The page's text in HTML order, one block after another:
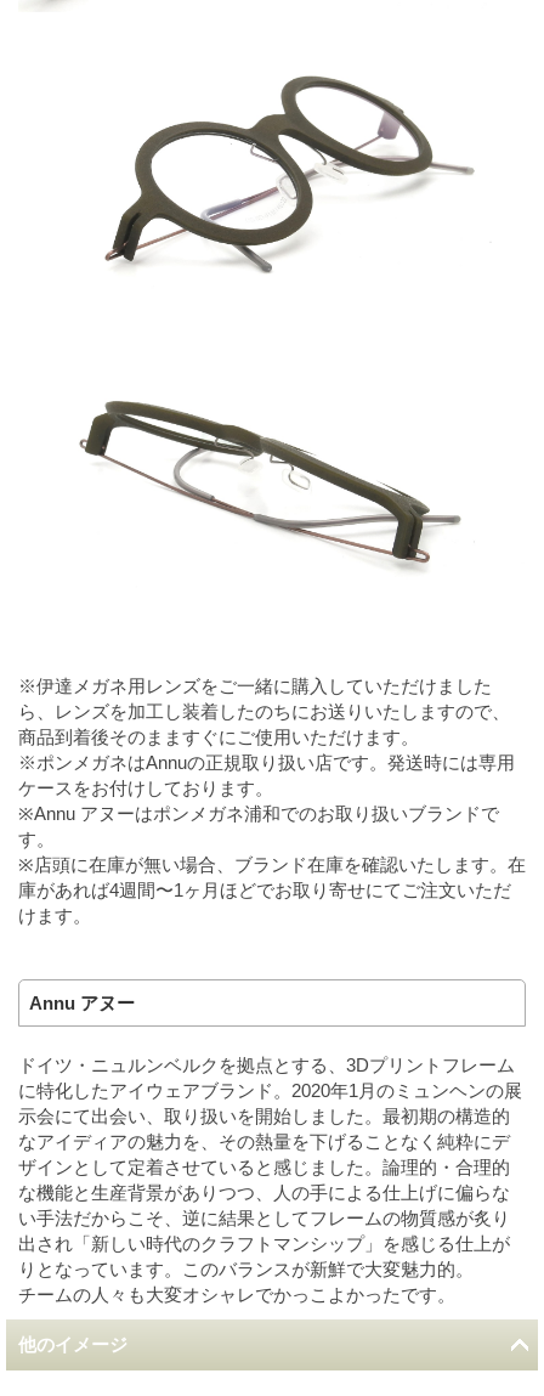
※伊達メガネ用レンズをご一緒に購入していただけました
ら、レンズを加工し装着したのちにお送りいたしますので、
商品到着後そのまますぐにご使用いただけます。
※ポンメガネはAnnuの正規取り扱い店です。発送時には専用
ケースをお付けしております。
※Annu アヌーはポンメガネ浦和でのお取り扱いブランドで
す。
※店頭に在庫が無い場合、ブランド在庫を確認いたします。在
庫があれば4週間〜1ヶ月ほどでお取り寄せにてご注文いただ
けます。
Annu アヌー
ドイツ・ニュルンベルクを拠点とする、3Dプリントフレーム
に特化したアイウェアブランド。2020年1月のミュンヘンの展
示会にて出会い、取り扱いを開始しました。最初期の構造的
なアイディアの魅力を、その熱量を下げることなく純粋にデ
ザインとして定着させていると感じました。論理的・合理的
な機能と生産背景がありつつ、人の手による仕上げに偏らな
い手法だからこそ、逆に結果としてフレームの物質感が炙り
出され「新しい時代のクラフトマンシップ」を感じる仕上が
りとなっています。このバランスが新鮮で大変魅力的。
チームの人々も大変オシャレでかっこよかったです。
他のイメージ